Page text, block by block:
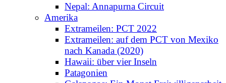
Nepal: Annapurna Circuit
Amerika
Extrameilen: PCT 2022
Extrameilen: auf dem PCT von Mexiko
nach Kanada (2020)
Hawaii: über vier Inseln
Patagonien